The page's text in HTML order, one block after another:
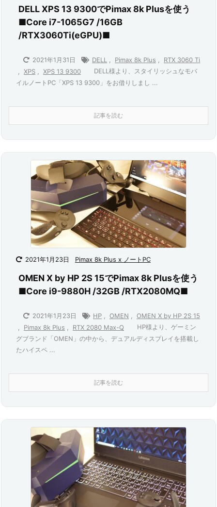
DELL XPS 13 9300でPimax 8k Plusを使う
■Core i7-1065G7 /16GB
/RTX3060Ti(eGPU)■
2021年1月31日 DELL Pimax 8k Plus
RTX 3060 Ti
XPS XPS 13 9300
DELL様より、スタイリッシュなモバ
イルノートPC「XPS 13 9300」をお借りしまし ...
記事を読む
2021年1月23日 Pimax 8k Plus x ノートPC
OMEN X by HP 2S 15でPimax 8k Plusを使う
■Core i9-9880H /32GB /RTX2080MQ■
2021年1月23日 HP OMEN
OMEN X by HP 2S 15
Pimax 8k Plus RTX 2080 Max-Q
HP様より、ゲーミン
グブランド「OMEN」の中から、デュアルディスプレイを搭載し
たハイスペ ...
記事を読む